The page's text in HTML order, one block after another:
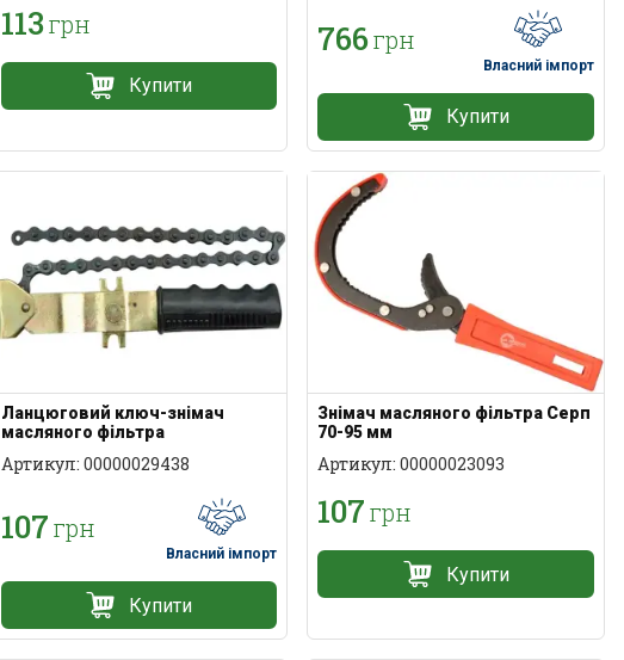
113грн
Купити
766грн
Власний імпорт
Купити
Ланцюговий ключ-знімач
масляного фільтра
Артикул: 00000029438
107грн
Власний імпорт
Купити
Знімач масляного фільтра Серп
70-95 мм
Артикул: 00000023093
107 грн
Купити